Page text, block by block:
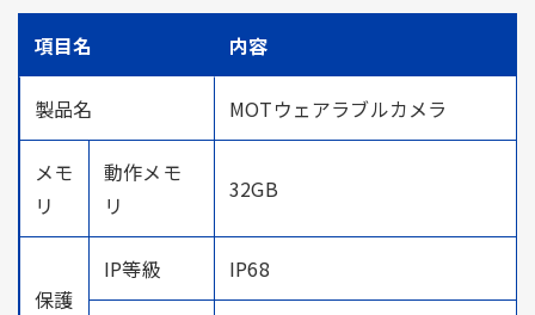
項目名 内容
製品名 MOTウェアラブルカメラ
メモ
リ
動作メモ
リ
32GB
保護
IP等級 IP68